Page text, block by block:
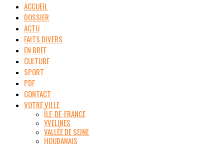
ACCUEIL
DOSSIER
ACTU
FAITS DIVERS
EN BREF
CULTURE
SPORT
PDF
CONTACT
VOTRE VILLE
ÎLE-DE-FRANCE
YVELINES
VALLÉE DE SEINE
HOUDANAIS